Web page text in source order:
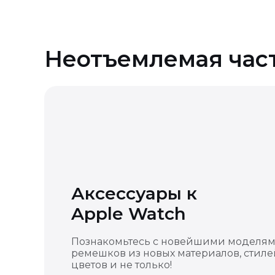
Неотъемлемая
Познакомьтесь с новейшими
ремешков из новых материалов,
цветов и не только!
Аксессуары к
Apple Watch